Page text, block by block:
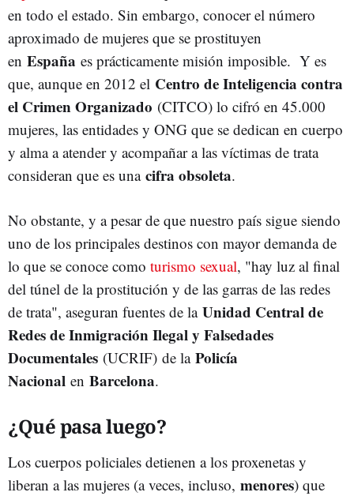
en todo el estado. Sin embargo, conocer el número
aproximado de mujeres que se prostituyen
en España es prácticamente misión imposible. Y es
que, aunque en 2012 el Centro de Inteligencia contra
el Crimen Organizado (CITCO) lo cifró en 45.000
mujeres, las entidades y ONG que se dedican en cuerpo
y alma a atender y acompañar a las víctimas de trata
consideran que es una cifra obsoleta.
No obstante, y a pesar de que nuestro país sigue siendo
uno de los principales destinos con mayor demanda de
lo que se conoce como turismo sexual, "hay luz al final
del túnel de la prostitución y de las garras de las redes
de trata", aseguran fuentes de la Unidad Central de
Redes de Inmigración Ilegal y Falsedades
Documentales (UCRIF) de la Policía
Nacional en Barcelona.
¿Qué pasa luego?
Los cuerpos policiales detienen a los proxenetas y
liberan a las mujeres (a veces, incluso, menores) que